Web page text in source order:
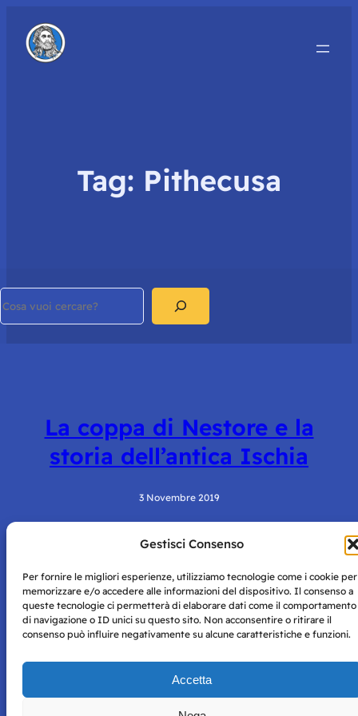
Gestisci Consenso
Per fornire le migliori esperienze, utilizziamo tecnologie come i cookie per
memorizzare e/o accedere alle informazioni del dispositivo. Il consenso a
queste tecnologie ci permetterà di elaborare dati come il comportamento
di navigazione o ID unici su questo sito. Non acconsentire o ritirare il
consenso può influire negativamente su alcune caratteristiche e funzioni.
Accetta
Tag: Pithecusa
La coppa di Nestore e la
storia dell’antica Ischia
3 Novembre 2019
Napoli con autorizzazione numero 38 del 25/9/2019.
Tutte le immagini e i contenuti su questo sito sono forniti